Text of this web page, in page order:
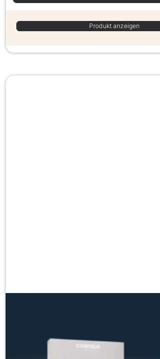
Produkt anzeigen